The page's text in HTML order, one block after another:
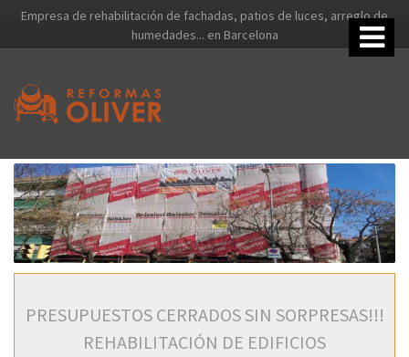
Empresa de rehabilitación de fachadas, patios de luces, arreglo de
humedades... en Barcelona
PRESUPUESTOS CERRADOS SIN SORPRESAS!!!
REHABILITACIÓN DE EDIFICIOS